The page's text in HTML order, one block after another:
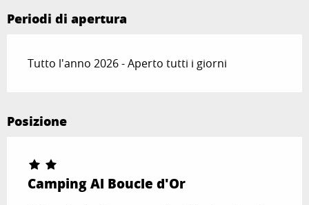
Periodi di apertura
Tutto l'anno 2026 - Aperto tutti i giorni
Posizione
Camping Al Boucle d'Or